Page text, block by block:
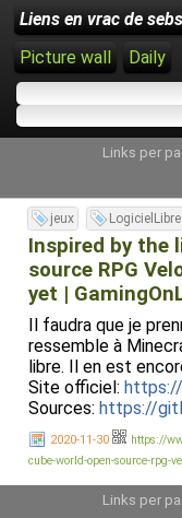
Liens en vrac de
Picture wall
Daily
Links per
jeux LogicielLibre
Inspired by the
source RPG
yet |
Il faudra que je
ressemble à
libre. Il en est
Site officiel:
Sources: https://
2020-11-30
https://
cube-world-open-source-rpg-
Links per